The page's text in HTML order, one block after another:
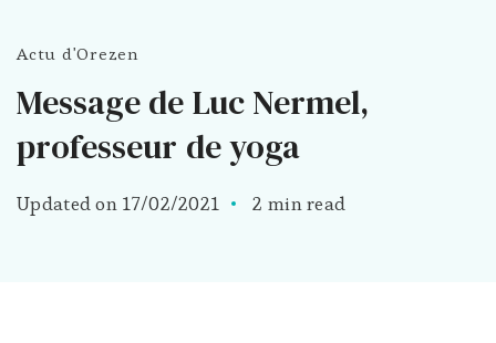
Actu d'Orezen
Message de Luc Nermel,
professeur de yoga
Updated on 17/02/2021 2 min read